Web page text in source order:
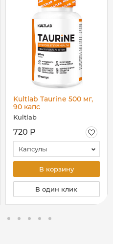
Kultlab Taurine 500 мг,
90 капс
Kultlab
720 Р
Капсулы
В корзину
В один клик